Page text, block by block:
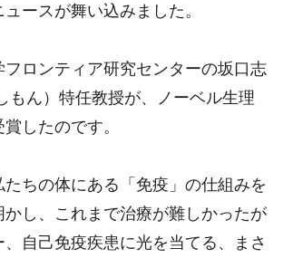
ースが舞い込みました。
フロンティア研究センターの坂口志
もん）特任教授が、ノーベル生理
したのです。
たちの体にある「免疫」の仕組みを
し、これまで治療が難しかったが
、自己免疫疾患に光を当てる、まさ